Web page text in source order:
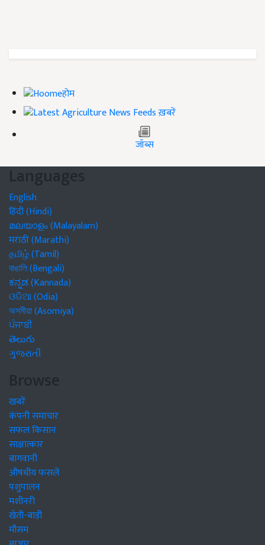
होम
ख़बरें
जॉब्स
Languages
English
हिंदी (Hindi)
മലയാളം (Malayalam)
मराठी (Marathi)
தமிழ் (Tamil)
বাঙালি (Bengali)
ಕನ್ನಡ (Kannada)
ଓଡିଆ (Odia)
অসমীয়া (Asomiya)
ਪੰਜਾਬੀ
తెలుగు
ગુજરાતી
Browse
खबरें
कंपनी समाचार
सफल किसान
साक्षात्कार
बागवानी
औषधीय फसलें
पशुपालन
मशीनरी
खेती-बाड़ी
मौसम